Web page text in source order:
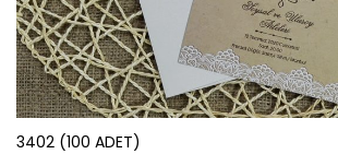
3402 (100 ADET)